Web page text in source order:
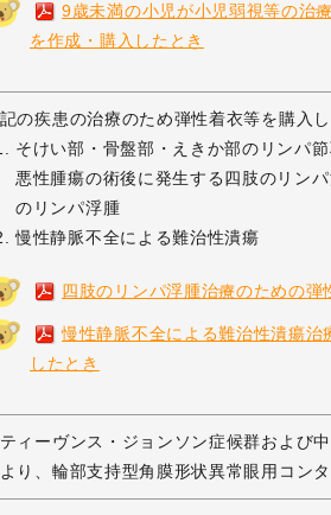
9歳未満の小児が小児弱視等の治
を作成・購入したとき
の疾患の治療のため弾性着衣等を購入し
そけい部・骨盤部・えきか部のリンパ
悪性腫瘍の術後に発生する四肢のリン
のリンパ浮腫
慢性静脈不全による難治性潰瘍
四肢のリンパ浮腫治療のための弾
慢性静脈不全による難治性潰瘍治
したとき
ィーヴンス・ジョンソン症候群および
り、輪部支持型角膜形状異常眼用コン